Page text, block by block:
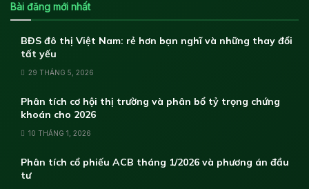
Bài đăng mới nhất
BĐS đô thị Việt Nam: rẻ hơn bạn nghĩ và những thay đổi
tất yếu
29 THÁNG 5, 2026
Phân tích cơ hội thị trường và phân bổ tỷ trọng chứng
khoán cho 2026
10 THÁNG 1, 2026
Phân tích cổ phiếu ACB tháng 1/2026 và phương án đầu
tư